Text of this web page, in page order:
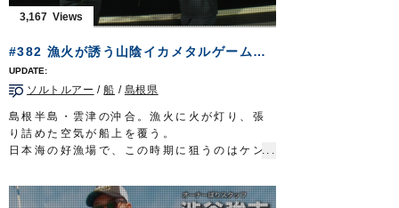
志を胸に秘め北陸の名高き川に立つ。再認識
する友釣りの醍醐味。
指し示してくれる。
放送日 2019年9月8日
■タックル
竿：鮎竿 9m
仕掛け：
プロ完全仕掛複合メタル 0.06号
鼻かん周り： 移動鼻かんスイフト仕掛
ハリス： ザイト・鮎トップハリス フロロ
ハリ：スティング6.5号
3,167
#382 漁火が誘う山陰イカメタルゲーム～旬のシロイカが告げる夏の到来～
ソルトルアー /船 / 島根県
島根半島・雲津の沖合。漁火に火が灯り、張
り詰めた空気が船上を覆う。
日本海の好漁場で、この時期に狙うのはケン
呼ばれ、食味抜群。夏が旬の、ご当地グルメ
だ。